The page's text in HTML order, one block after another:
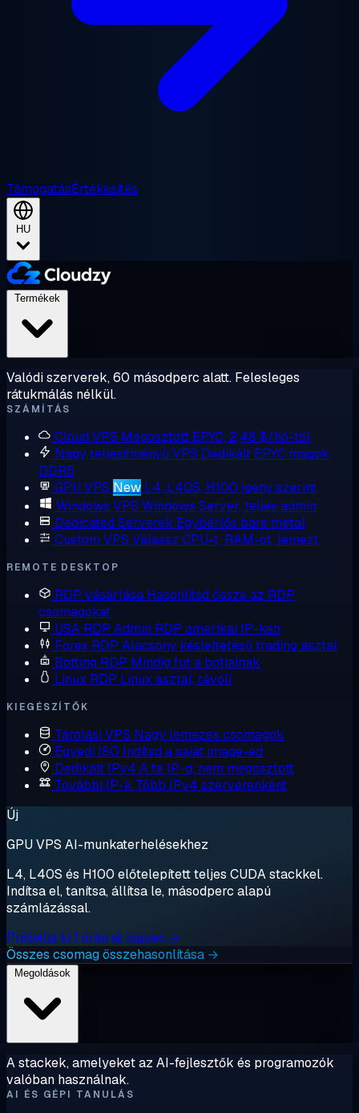
TámogatásÉrtékesítés
HU
Valódi szerverek, 60 másodperc alatt. Felesleges
rátukmálás nélkül.
SZÁMÍTÁS
Cloud VPS Megosztott EPYC, 2,48 $/hó-tól
Nagy teljesítményű VPS Dedikált EPYC magok,
DDR5
GPU VPS New L4, L40S, H100 igény szerint
Windows VPS Windows Server, teljes admin
Dedicated Serverek Egybérlős bare metal
Custom VPS Válassz CPU-t, RAM-ot, lemezt
REMOTE DESKTOP
RDP vásárlása Hasonlítsd össze az RDP
csomagokat
USA RDP Admin RDP amerikai IP-ken
Forex RDP Alacsony késleltetésű trading asztal
Botting RDP Mindig fut a botjainak
Linux RDP Linux asztal, távoli
KIEGÉSZÍTŐK
Tárolási VPS Nagy lemezes csomagok
Egyedi ISO Indítsd a saját image-ed
Dedikált IPv4 A te IP-d, nem megosztott
További IP-k Több IPv4 szerverenként
Új
GPU VPS AI-munkaterhelésekhez
L4, L40S és H100 előtelepített teljes CUDA stackkel.
Indítsa el, tanítsa, állítsa le, másodperc alapú
számlázással.
Próbálja ki 1 órán át ingyen →
Összes csomag összehasonlítása →
A stackek, amelyeket az AI-fejlesztők és programozók
valóban használnak.
AI ÉS GÉPI TANULÁS